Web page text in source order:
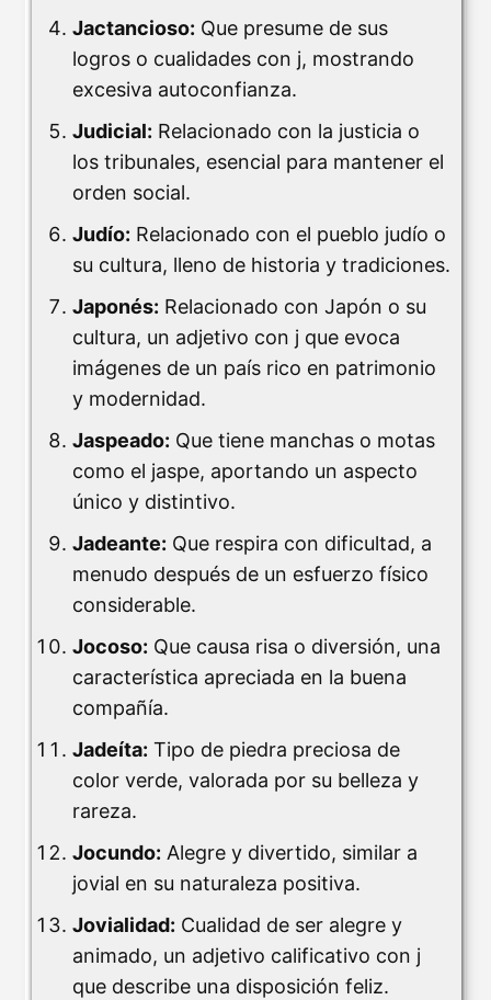
Jactancioso: Que presume de sus
logros o cualidades con j, mostrando
excesiva autoconfianza.
Judicial: Relacionado con la justicia o
los tribunales, esencial para mantener el
orden social.
Judío: Relacionado con el pueblo judío o
su cultura, lleno de historia y tradiciones.
Japonés: Relacionado con Japón o su
cultura, un adjetivo con j que evoca
imágenes de un país rico en patrimonio
y modernidad.
Jaspeado: Que tiene manchas o motas
como el jaspe, aportando un aspecto
único y distintivo.
Jadeante: Que respira con dificultad, a
menudo después de un esfuerzo físico
considerable.
Jocoso: Que causa risa o diversión, una
característica apreciada en la buena
compañía.
Jadeíta: Tipo de piedra preciosa de
color verde, valorada por su belleza y
rareza.
Jocundo: Alegre y divertido, similar a
jovial en su naturaleza positiva.
Jovialidad: Cualidad de ser alegre y
animado, un adjetivo calificativo con j
que describe una disposición feliz.